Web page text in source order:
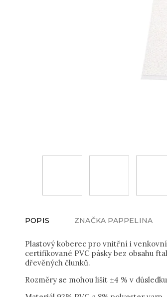
POPIS ZNAČKA PAPPELINA
Plastový koberec pro vnitřní i
certifikované PVC pásky bez obsahu
dřevěných člunků.
Rozměry se mohou lišit ±4 % v